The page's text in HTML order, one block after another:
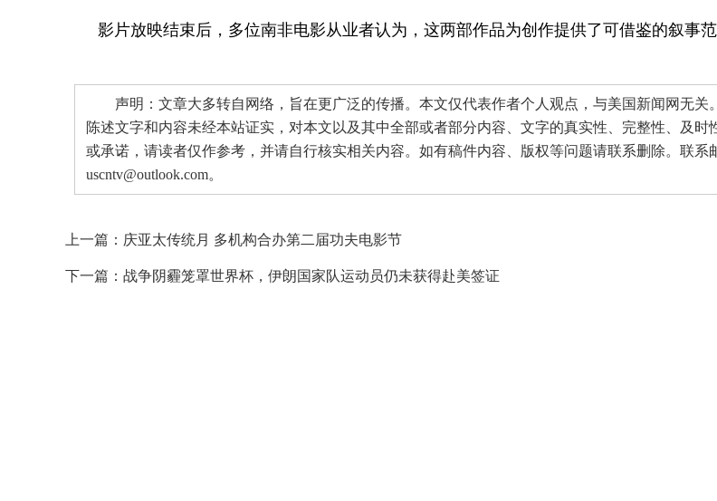
影片放映结束后，多位南非电影从业者认为，这两部作品为创作提供了可借鉴的叙事范
声明：文章大多转自网络，旨在更广泛的传播。本文仅代表作者个人观点，与美国新闻网无关
陈述文字和内容未经本站证实，对本文以及其中全部或者部分内容、文字的真实性、完整性、及时
或承诺，请读者仅作参考，并请自行核实相关内容。如有稿件内容、版权等问题请联系删除。联系
uscntv@outlook.com。
上一篇： 庆亚太传统月 多机构合办第二届功夫电影节
下一篇： 战争阴霾笼罩世界杯，伊朗国家队运动员仍未获得赴美签证